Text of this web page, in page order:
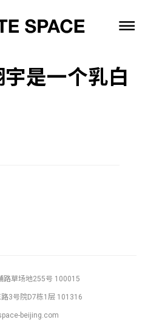
是一个乳白
路草场地255号 100015
3号院D7栋1层 101316
beijing.com